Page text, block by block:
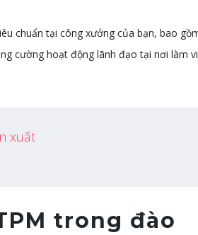
chuẩn tại công xưởng của bạn, bao
cường hoạt động lãnh đạo tại nơi làm
xuất
trong đào